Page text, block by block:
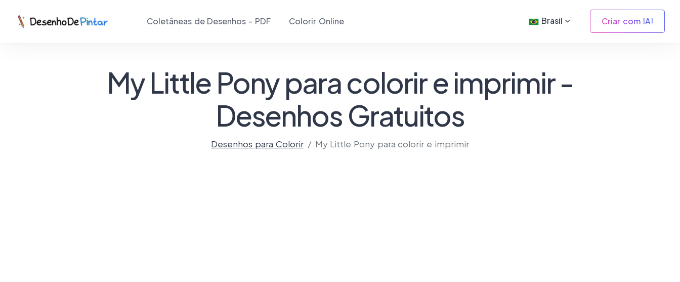
Coletâneas de Desenhos - PDF Colorir Online Brasil Criar com IA!
My Little Pony para colorir e imprimir -
Desenhos Gratuitos
Desenhos para Colorir My Little Pony para colorir e imprimir